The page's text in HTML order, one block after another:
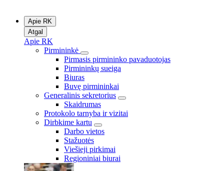
Apie RK
Atgal
Apie RK
Pirmininkė
Pirmasis pirmininko pavaduotojas
Pirmininkų sueiga
Biuras
Buvę pirmininkai
Generalinis sekretorius
Skaidrumas
Protokolo tarnyba ir vizitai
Dirbkime kartu
Darbo vietos
Stažuotės
Viešieji pirkimai
Regioniniai biurai